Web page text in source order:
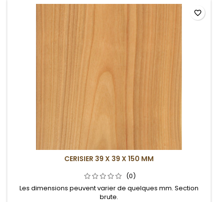
CERISIER 39 X 39 X 150 MM
(0)
Les dimensions peuvent varier de quelques mm. Section
brute.
favorite_border